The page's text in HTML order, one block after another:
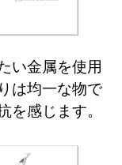
い金属を使用
は均一な物で
感じます。